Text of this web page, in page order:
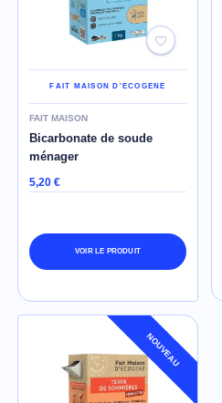
FAIT MAISON D'ECOGENE
FAIT MAISON
Bicarbonate de soude
ménager
5,20 €
VOIR LE PRODUIT
NOUVEAU